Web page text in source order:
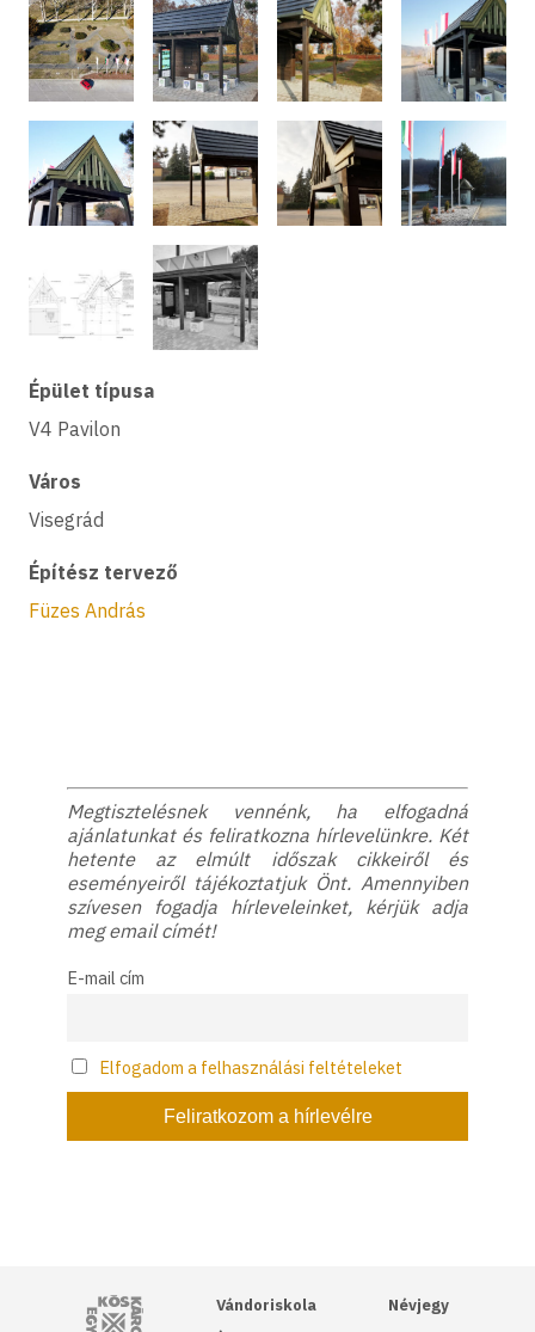
Épület típusa
V4 Pavilon
Város
Visegrád
Építész tervező
Füzes András
Megtisztelésnek vennénk, ha elfogadná
ajánlatunkat és feliratkozna hírlevelünkre. Két
hetente az elmúlt időszak cikkeiről és
eseményeiről tájékoztatjuk Önt. Amennyiben
szívesen fogadja hírleveleinket, kérjük adja
meg email címét!
E-mail cím
Elfogadom a felhasználási feltételeket
Kós Károly Egyesülés
Vándoriskola
Névjegy